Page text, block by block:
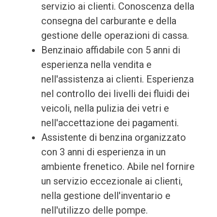
servizio ai clienti. Conoscenza della
consegna del carburante e della
gestione delle operazioni di cassa.
Benzinaio affidabile con 5 anni di
esperienza nella vendita e
nell'assistenza ai clienti. Esperienza
nel controllo dei livelli dei fluidi dei
veicoli, nella pulizia dei vetri e
nell'accettazione dei pagamenti.
Assistente di benzina organizzato
con 3 anni di esperienza in un
ambiente frenetico. Abile nel fornire
un servizio eccezionale ai clienti,
nella gestione dell'inventario e
nell'utilizzo delle pompe.